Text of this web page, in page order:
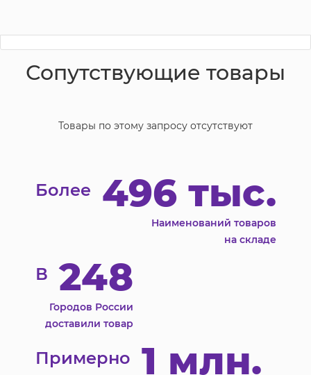
Сопутствующие товары
Товары по этому запросу отсутствуют
Более 496 тыс.
Наименований товаров
на складе
В 248
Городов России
доставили товар
Примерно 1 млн.